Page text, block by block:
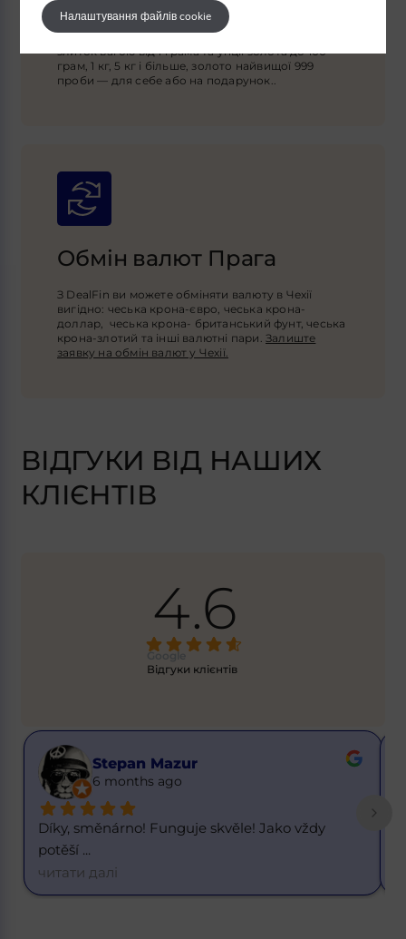
Ми продаємо інвестиційне золото у злитках від
всесвітньо відомих брендів Argor-Heraeus,
C.Hafner, Umicore, Valcambi. Ви можете купити
злиток вагою від 1 грама та унції золота до 100
грам, 1 кг, 5 кг і більше, золото найвищої 999
проби — для себе або на подарунок..
Обмін валют Прага
З DealFin ви можете обміняти валюту в Чехії
вигідно: чеська крона-євро, чеська крона-
доллар, чеська крона- британський фунт, чеська
крона-злотий та інші валютні пари. Залиште
заявку на обмін валют у Чехії.
ВІДГУКИ ВІД НАШИХ
КЛІЄНТІВ
4.6
Google
Відгуки клієнтів
Buster Got it
6 months ago
Skvělý kurz. 1 dolar za 20,55 korun. K dnešnímu
d...
читати далі
Налаштування файлів cookie